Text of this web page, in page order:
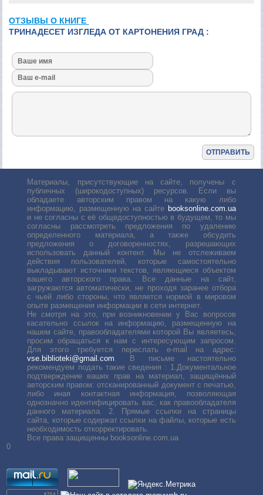
ОТЗЫВЫ О КНИГЕ
ТРИНАДЕСЕТ ИЗГЛЕДА ОТ КАРТОНЕНИЯ ГРАД :
Материалы, присутствующие на сайте, получены с
публичных (широкодоступных) ресурсов. Если вы
обладаете авторским правом на какую либо
информацию, размещенную на сайте booksonline.com.ua
и не согласны с её общедоступностью в будущем, то мы
согласны рассмотреть предложения по удалению
определенного материала, а также обсудить
предложения о договоренностях, разрешающих
использовать данный контент. Мы не отслеживаем
действия пользователей, которые самостоятельно
выкладывают источники текстов, являющиеся объектом
вашего авторского права. Все данные на сайт,
загружаются автоматически, не проходя заранее отбора
с чьей либо стороны, что является нормой в мировом
опыте размещения информации в сети интернет.
Не смотря на это, при возникновении у Вас вопросов
касательно ссылок на информацию, размещенную на
нашем сайте, правообладателями которой Вы являетесь,
просим обращаться к нам с интересующим запросом.
Для этого требуется переслать е-mail на адрес:
vse.biblioteki@gmail.com . В письме настоятельно
рекомендуем подать такие сведения : 1.Документальное
подтверждение ваших прав на материал, защищённый
авторским правом: отсканированный документ с печатью,
либо иная контактная информация, позволяющая
однозначно идентифицировать вас, как правообладателя
данного материала. 2. Прямые ссылки на страницы
сайта, которые содержат ссылки на файлы, которые есть
необходимость откорректировать.
Все права защищенны booksonline.com.ua
0